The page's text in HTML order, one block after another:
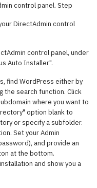
control panel. Step
DirectAdmin control
control panel, under
Auto Installer".
find WordPress either by
the search function. Click
where you want to
option blank to
or specify a subfolder.
Set your Admin
and provide an
at the bottom.
and show you a